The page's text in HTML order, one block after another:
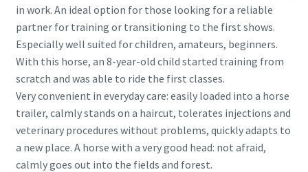
in work. An ideal option for those looking for a reliable
partner for training or transitioning to the first shows.
Especially well suited for children, amateurs, beginners.
With this horse, an 8-year-old child started training from
scratch and was able to ride the first classes.
Very convenient in everyday care: easily loaded into a horse
trailer, calmly stands on a haircut, tolerates injections and
veterinary procedures without problems, quickly adapts to
a new place. A horse with a very good head: not afraid,
calmly goes out into the fields and forest.